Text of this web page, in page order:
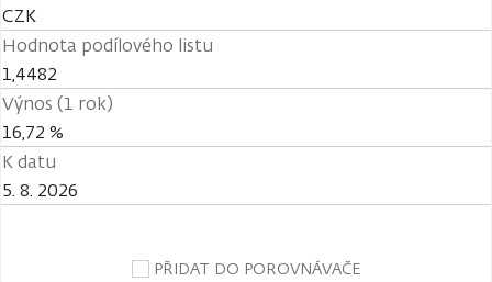
CZK
Hodnota podílového listu
1,4482
Výnos (1 rok)
16,72 %
K datu
5. 8. 2026
PŘIDAT DO POROVNÁVAČE